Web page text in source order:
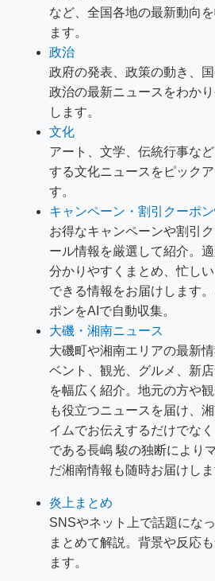
など、全国各地の最新動向
ます。
政治
政府の発表、政策の動き、
政治の最新ニュースをわか
します。
文化
アート、文学、伝統行事な
する文化ニュースをピック
す。
キャンペーン・割引クーポ
お得なキャンペーンや割引
ール情報を厳選して紹介。
分かりやすくまとめ、忙し
できる情報をお届けします
ポンをAIで自動収集。
大磯・湘南ニュース
大磯町や湘南エリアの最新
ベント、観光、グルメ、新
を幅広く紹介。地元の方や
も役立つニュースを届け、
イムでお伝えするだけでな
である長嶋 駿の独断により
だ湘南情報も随時お届けしま
炎上まとめ
SNSやネット上で話題にな
まとめて解説。背景や反応
ます。